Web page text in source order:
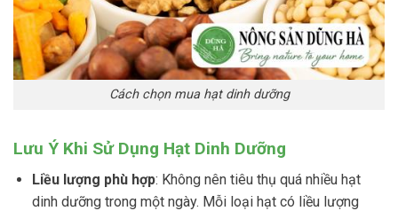
Cách chọn mua hạt dinh dưỡng
Lưu Ý Khi Sử Dụng Hạt Dinh Dưỡng
Liều lượng phù hợp: Không nên tiêu thụ quá nhiều hạt
dinh dưỡng trong một ngày. Mỗi loại hạt có liều lượng